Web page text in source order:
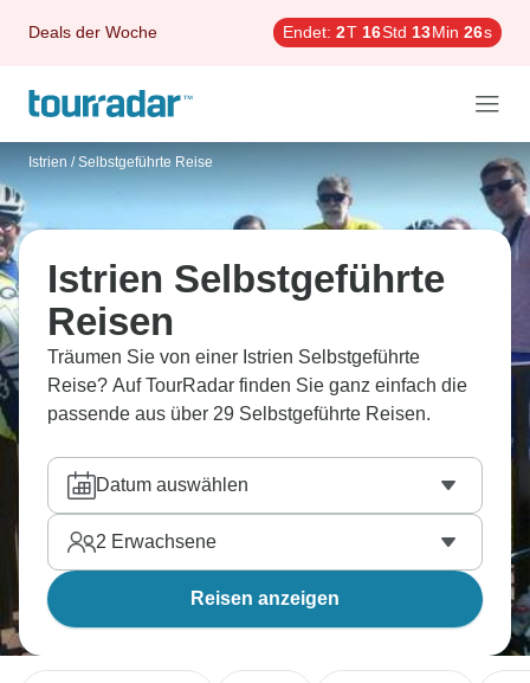
Deals der Woche Endet: 2T 16Std 13Min 25s
Istrien / Selbstgeführte Reise
Istrien Selbstgeführte
Reisen
Träumen Sie von einer Istrien Selbstgeführte
Reise? Auf TourRadar finden Sie ganz einfach die
passende aus über 29 Selbstgeführte Reisen.
Datum auswählen
2 Erwachsene
Reisen anzeigen